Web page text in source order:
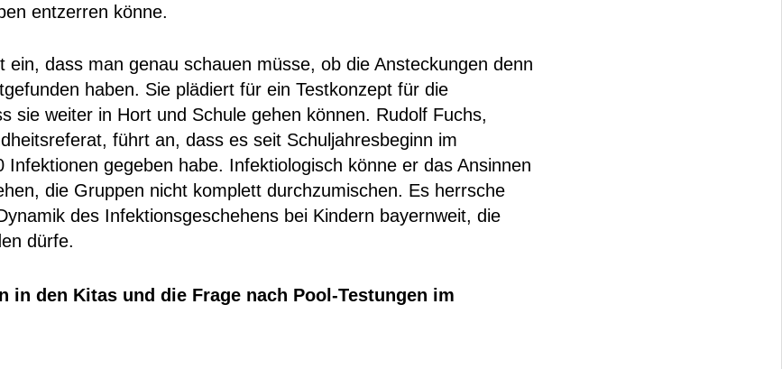
entzerren könne.
ein, dass man genau schauen müsse, ob die Ansteckungen denn
haben. Sie plädiert für ein Testkonzept für die
sie weiter in Hort und Schule gehen können. Rudolf Fuchs,
führt an, dass es seit Schuljahresbeginn im
Infektionen gegeben habe. Infektiologisch könne er das Ansinnen
die Gruppen nicht komplett durchzumischen. Es herrsche
des Infektionsgeschehens bei Kindern bayernweit, die
dürfe.
in den Kitas und die Frage nach Pool-Testungen im